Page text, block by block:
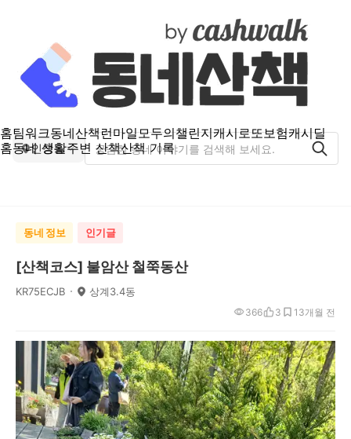
홈팀워크동네산책런마일모두의챌린지캐시로또보험캐시딜
홈동네 생활주변 산책산책 기록
인창동
동네 정보 인기글
[산책코스] 불암산 철쭉동산
KR75ECJB 상계3.4동
3개월 전
366 3 1